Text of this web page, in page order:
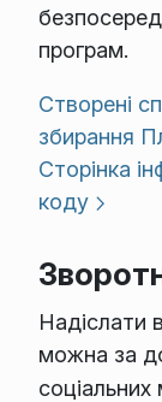
програм.
Створені
збирання
Сторінка
коду
Надіслати
можна за